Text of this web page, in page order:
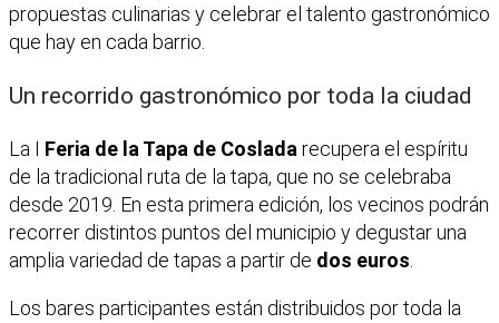
propuestas culinarias y celebrar el talento gastronómico
que hay en cada barrio.
Un recorrido gastronómico por toda la ciudad
La I Feria de la Tapa de Cosladarecupera el espíritu
de la tradicional ruta de la tapa, que no se celebraba
desde 2019. En esta primera edición, los vecinos podrán
recorrer distintos puntos del municipio y degustar una
amplia variedad de tapas a partir de dos euros.
Los bares participantes están distribuidos por toda la